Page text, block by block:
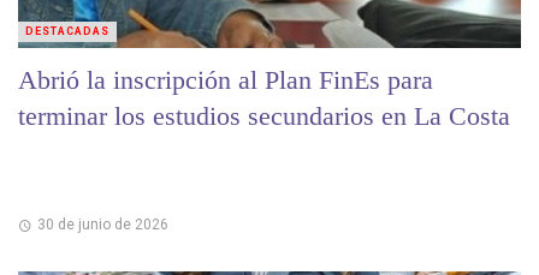
Abrió la inscripción al Plan FinEs para
terminar los estudios secundarios en La Costa
30 de junio de 2026
DESTACADAS